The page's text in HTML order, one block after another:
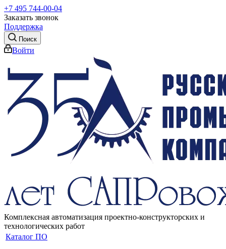
+7 495 744-00-04
Заказать звонок
Поддержка
Поиск
Войти
Комплексная автоматизация проектно-конструкторских и
технологических работ
Каталог ПО